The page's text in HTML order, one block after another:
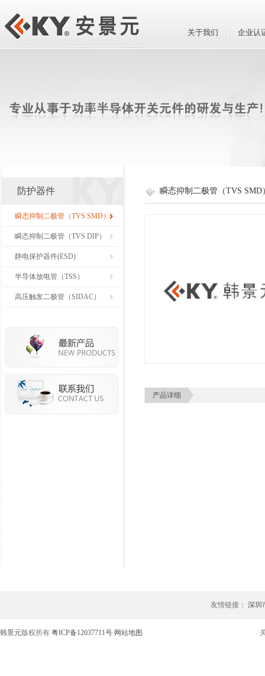
关于我们 企业认
防护器件
瞬态抑制二极管（TVS SMD）
瞬态抑制二极管（TVS DIP）
静电保护器件(ESD)
半导体放电管（TSS）
高压触发二极管（SIDAC）
瞬态抑制二极管（TVS SMD
产品详细
友情链接： 深圳
韩景元版权所有 粤ICP备12037711号 网站地图